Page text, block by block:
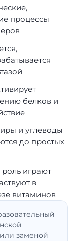
процессы
белков и
и углеводы
до простых
играют
в
витаминов
заменой